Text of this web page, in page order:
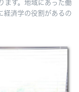
ます。地域にあった働
経済学の役割があるの